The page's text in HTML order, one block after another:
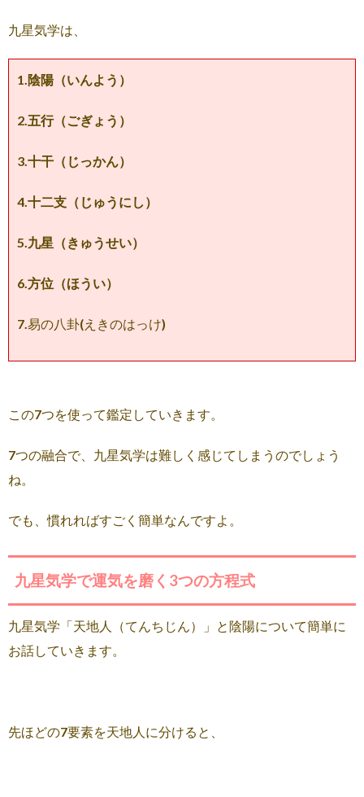
九星気学は、
1.陰陽（いんよう）
2.五行（ごぎょう）
3.十干（じっかん）
4.十二支（じゅうにし）
5.九星（きゅうせい）
6.方位（ほうい）
7.易の八卦(えきのはっけ)
この7つを使って鑑定していきます。
7つの融合で、九星気学は難しく感じてしまうのでしょう
ね。
でも、慣れればすごく簡単なんですよ。
九星気学で運気を磨く3つの方程式
九星気学「天地人（てんちじん）」と陰陽について簡単に
お話していきます。
先ほどの7要素を天地人に分けると、